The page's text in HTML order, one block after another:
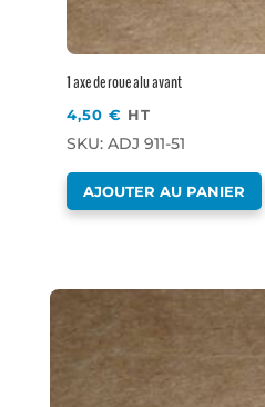
1 axe de roue alu avant
4,50 € HT
SKU: ADJ 911-51
AJOUTER AU PANIER